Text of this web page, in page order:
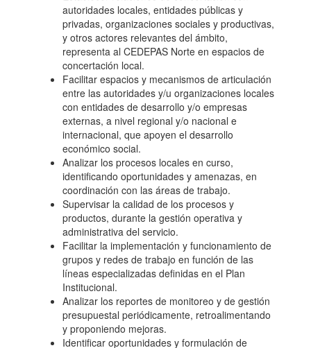
autoridades locales, entidades públicas y
privadas, organizaciones sociales y productivas,
y otros actores relevantes del ámbito,
representa al CEDEPAS Norte en espacios de
concertación local.
Facilitar espacios y mecanismos de articulación
entre las autoridades y/u organizaciones locales
con entidades de desarrollo y/o empresas
externas, a nivel regional y/o nacional e
internacional, que apoyen el desarrollo
económico social.
Analizar los procesos locales en curso,
identificando oportunidades y amenazas, en
coordinación con las áreas de trabajo.
Supervisar la calidad de los procesos y
productos, durante la gestión operativa y
administrativa del servicio.
Facilitar la implementación y funcionamiento de
grupos y redes de trabajo en función de las
líneas especializadas definidas en el Plan
Institucional.
Analizar los reportes de monitoreo y de gestión
presupuestal periódicamente, retroalimentando
y proponiendo mejoras.
Identificar oportunidades y formulación de